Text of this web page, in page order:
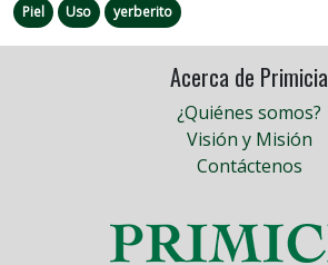
Piel
Uso yerberito
Acerca de Primicia
¿Quiénes somos?
Visión y Misión
Contáctenos